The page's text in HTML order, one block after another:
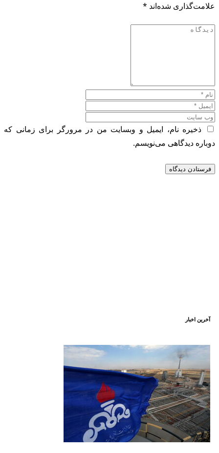
علامت‌گذاری شده‌اند *
ذخیره نام، ایمیل و وبسایت من در مرورگر برای زمانی که
دوباره دیدگاهی می‌نویسم.
آخرین اخبار